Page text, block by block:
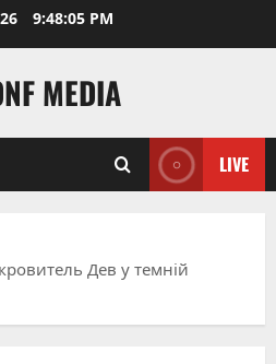
9:48:06 PM
MEDIA
LIVE
Дев у темній